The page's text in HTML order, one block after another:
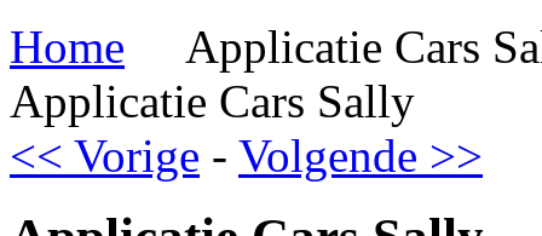
Home
Applicatie Cars
Applicatie Cars Sally
<< Vorige - Volgende >>